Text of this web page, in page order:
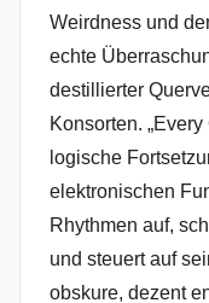
Weirdness und
echte
destillierter
Konsorten.
logische
elektronischen
Rhythmen auf,
und steuert auf
obskure, dezent